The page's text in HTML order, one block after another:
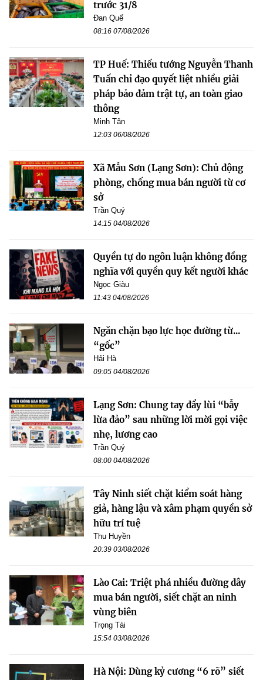
trước 31/8
Đan Quế
08:16 07/08/2026
TP Huế: Thiếu tướng Nguyễn Thanh
Tuấn chỉ đạo quyết liệt nhiều giải
pháp bảo đảm trật tự, an toàn giao
thông
Minh Tân
12:03 06/08/2026
Xã Mẫu Sơn (Lạng Sơn): Chủ động
phòng, chống mua bán người từ cơ
sở
Trần Quý
14:15 04/08/2026
Quyền tự do ngôn luận không đồng
nghĩa với quyền quy kết người khác
Ngọc Giàu
11:43 04/08/2026
Ngăn chặn bạo lực học đường từ...
“gốc”
Hải Hà
09:05 04/08/2026
Lạng Sơn: Chung tay đẩy lùi “bẫy
lừa đảo” sau những lời mời gọi việc
nhẹ, lương cao
Trần Quý
08:00 04/08/2026
Tây Ninh siết chặt kiểm soát hàng
giả, hàng lậu và xâm phạm quyền sở
hữu trí tuệ
Thu Huyền
20:39 03/08/2026
Lào Cai: Triệt phá nhiều đường dây
mua bán người, siết chặt an ninh
vùng biên
Trọng Tài
15:54 03/08/2026
Hà Nội: Dùng kỷ cương “6 rõ” siết